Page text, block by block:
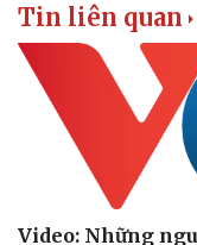
Tin liên quan
Video: Những